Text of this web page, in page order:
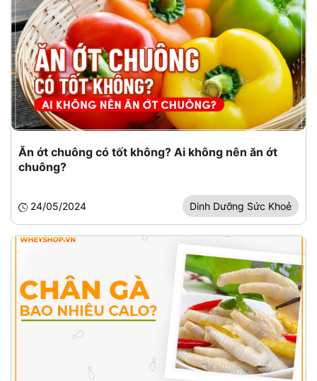
Ăn ớt chuông có tốt không? Ai không nên ăn ớt
chuông?
24/05/2024 Dinh Dưỡng Sức Khoẻ